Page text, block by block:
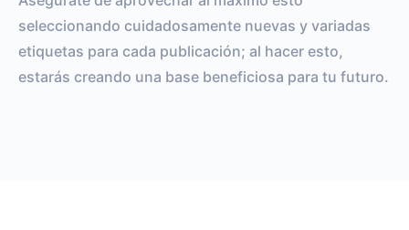
seleccionando cuidadosamente nuevas y variadas
etiquetas para cada publicación; al hacer esto,
estarás creando una base beneficiosa para tu futuro.